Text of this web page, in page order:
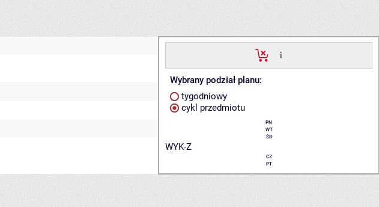
Wybrany podział planu:
tygodniowy
cykl przedmiotu
PN
WT
ŚR
WYK-Z
CZ
PT